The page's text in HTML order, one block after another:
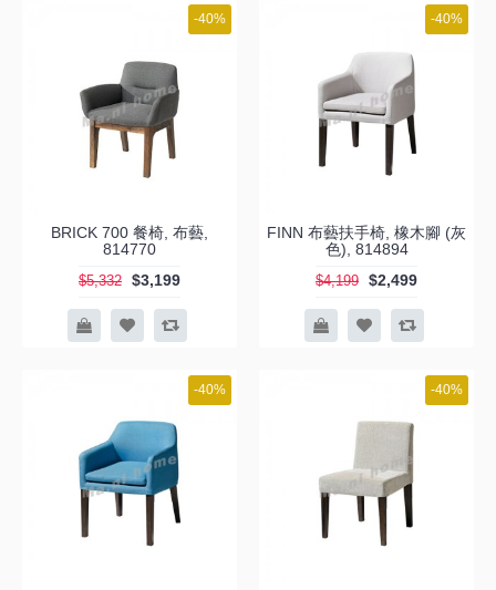
-40%
BRICK 700 餐椅, 布藝,
814770
$5,332 $3,199
-40%
FINN 布藝扶手椅, 橡木腳 (灰
色), 814894
$4,199 $2,499
-40% -40%